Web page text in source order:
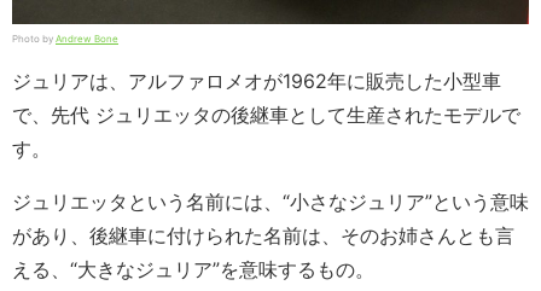
Photo by Andrew Bone
ジュリアは、アルファロメオが1962年に販売した小型車
で、先代 ジュリエッタの後継車として生産されたモデルで
す。
ジュリエッタという名前には、“小さなジュリア”という意味
があり、後継車に付けられた名前は、そのお姉さんとも言
える、“大きなジュリア”を意味するもの。